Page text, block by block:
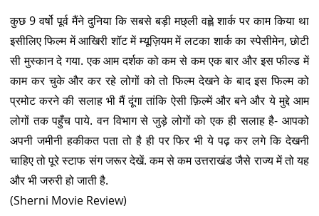
कुछ 9 वर्षो पूर्व मैंने दुनिया कि सबसे बड़ी मछ्ली वह्ले शार्क पर काम किया था
इसीलिए फिल्म में आखिरी शॉट में म्यूज़ियम में लटका शार्क का स्पेसीमेन, छोटी
सी मुस्कान दे गया. एक आम दर्शक को कम से कम एक बार और इस फील्ड में
काम कर चुके और कर रहे लोगों को तो फिल्म देखने के बाद इस फिल्म को
प्रमोट करने की सलाह भी मैं दूंगा तांकि ऐसी फ़िल्में और बने और ये मुद्दे आम
लोगों तक पहुँच पाये. वन विभाग से जुड़े लोगों को एक ही सलाह है- आपको
अपनी जमीनी हकीकत पता तो है ही पर फिर भी ये पढ़ कर लगे कि देखनी
चाहिए तो पूरे स्टाफ संग जरूर देखें. कम से कम उत्तराखंड जैसे राज्य में तो यह
और भी जरुरी हो जाती है.
(Sherni Movie Review)